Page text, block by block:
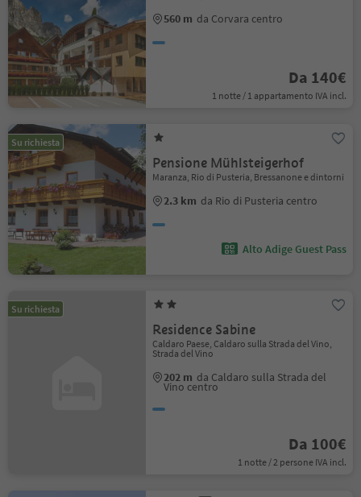
560 m da Corvara centro
Da 140€
1 notte / 1 appartamento IVA incl.
Su richiesta
Pensione Mühlsteigerhof
Maranza, Rio di Pusteria, Bressanone e dintorni
2.3 km da Rio di Pusteria centro
Alto Adige Guest Pass
Su richiesta
Residence Sabine
Caldaro Paese, Caldaro sulla Strada del Vino,
Strada del Vino
202 m da Caldaro sulla Strada del
Vino centro
Da 100€
1 notte / 2 persone IVA incl.